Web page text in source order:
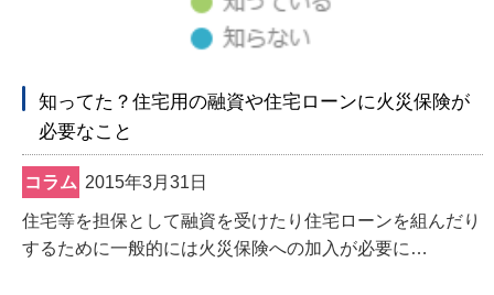
知ってた？住宅用の融資や住宅ローンに火災保険が
必要なこと
コラム 2015年3月31日
住宅等を担保として融資を受けたり住宅ローンを組んだり
するために一般的には火災保険への加入が必要に…